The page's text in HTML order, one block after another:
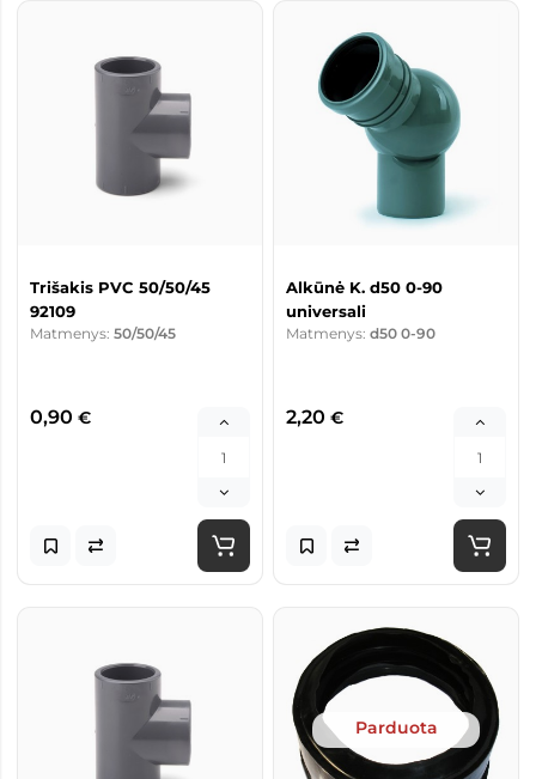
Trišakis PVC 50/50/45
92109
Matmenys: 50/50/45
0,90 €
Alkūnė K. d50 0-90
universali
Matmenys: d50 0-90
2,20 €
Parduota